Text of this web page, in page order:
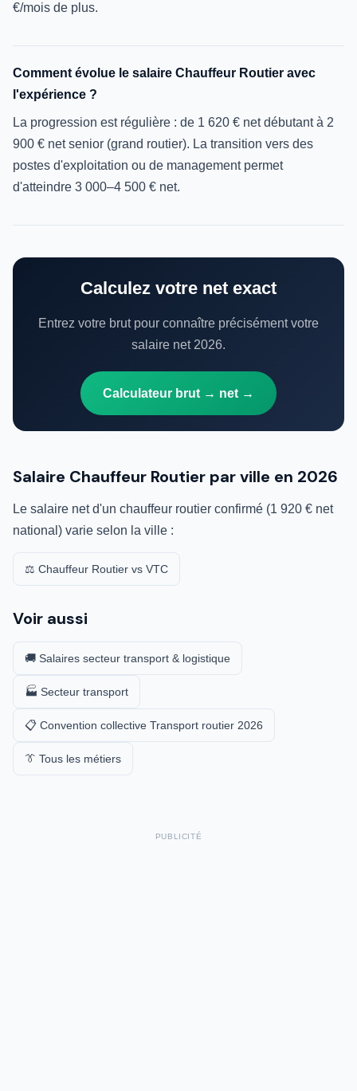
€/mois de plus.
Comment évolue le salaire Chauffeur Routier avec
l'expérience ?
La progression est régulière : de 1 620 € net débutant à 2
900 € net senior (grand routier). La transition vers des
postes d'exploitation ou de management permet
d'atteindre 3 000–4 500 € net.
Calculez votre net exact
Entrez votre brut pour connaître précisément votre
salaire net 2026.
Calculateur brut → net →
Salaire Chauffeur Routier par ville en 2026
Le salaire net d'un chauffeur routier confirmé (1 920 € net
national) varie selon la ville :
⚖️ Chauffeur Routier vs VTC
Voir aussi
🚚 Salaires secteur transport & logistique
🏭 Secteur transport
📋 Convention collective Transport routier 2026
👔 Tous les métiers
PUBLICITÉ